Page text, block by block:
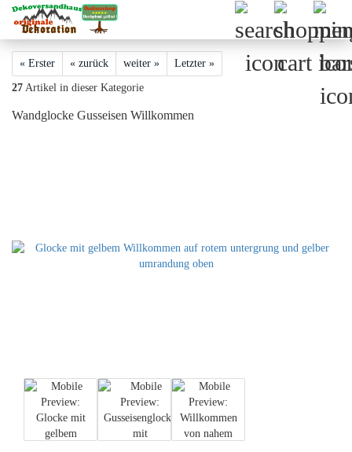
« Erster « zurück weiter » Letzter »
27 Artikel in dieser Kategorie
Wandglocke Gusseisen Willkommen